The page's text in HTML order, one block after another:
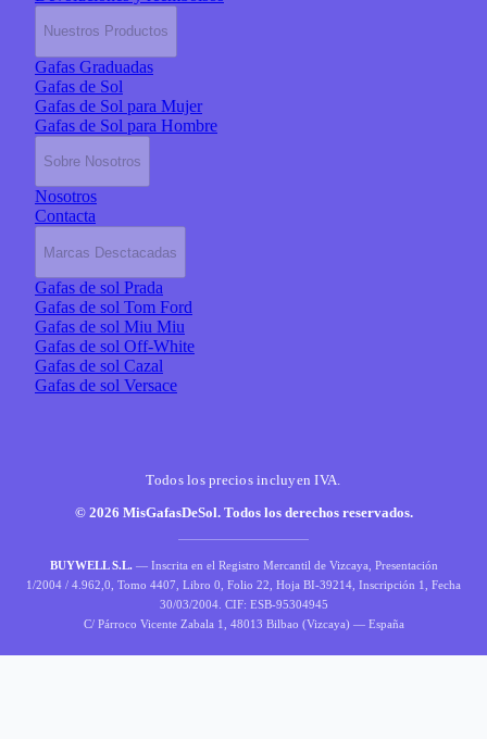
Nuestros Productos
Gafas Graduadas
Gafas de Sol
Gafas de Sol para Mujer
Gafas de Sol para Hombre
Sobre Nosotros
Nosotros
Contacta
Marcas Desctacadas
Gafas de sol Prada
Gafas de sol Tom Ford
Gafas de sol Miu Miu
Gafas de sol Off-White
Gafas de sol Cazal
Gafas de sol Versace
Todos los precios incluyen IVA.
© 2026 MisGafasDeSol. Todos los derechos reservados.
BUYWELL S.L. — Inscrita en el Registro Mercantil de Vizcaya, Presentación
1/2004 / 4.962,0, Tomo 4407, Libro 0, Folio 22, Hoja BI-39214, Inscripción 1, Fecha
30/03/2004. CIF: ESB-95304945
C/ Párroco Vicente Zabala 1, 48013 Bilbao (Vizcaya) — España